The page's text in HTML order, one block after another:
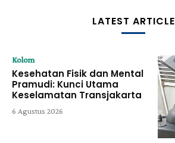
LATEST ARTICLE
Kolom
Kesehatan Fisik dan Mental
Pramudi: Kunci Utama
Keselamatan Transjakarta
6 Agustus 2026